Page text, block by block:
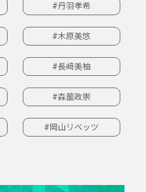
#丹羽孝希
#木原美悠
#長﨑美柚
#森薗政崇
#岡山リベッツ